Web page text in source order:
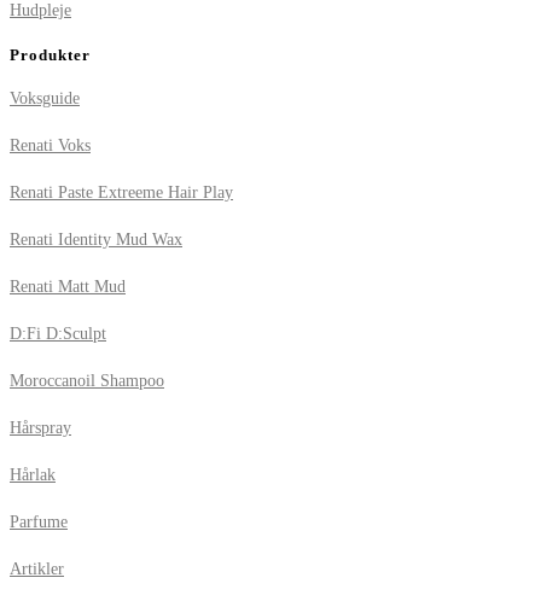
Hudpleje
Produkter
Voksguide
Renati Voks
Renati Paste Extreeme Hair Play
Renati Identity Mud Wax
Renati Matt Mud
D:Fi D:Sculpt
Moroccanoil Shampoo
Hårspray
Hårlak
Parfume
Artikler